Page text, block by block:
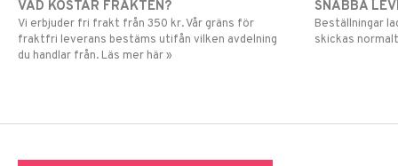
VAD KOSTAR FRAKTEN?
Vi erbjuder fri frakt från 350 kr. Vår gräns för
fraktfri leverans bestäms utifån vilken avdelning
du handlar från. Läs mer här »
SNABBA
Beställningar
skickas